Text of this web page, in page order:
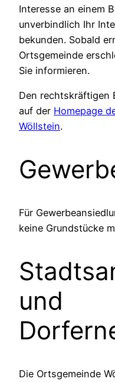
Interesse an einem
unverbindlich Ihr
bekunden. Sobald
Ortsgemeinde
Sie informieren.
Den rechtskräftigen
auf der Homepage
Wöllstein.
Für
keine Grundstücke
und
Die Ortsgemeinde